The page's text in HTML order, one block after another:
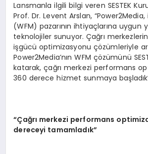
Lansmanla ilgili bilgi veren SESTEK
Prof. Dr. Levent Arslan,
(WFM) pazarının ihtiyaçlarına uygun
teknolojiler sunuyor. Çağrı
işgücü optimizasyonu çözümleriyle
Power2Media’nın WFM çözümünü
katarak, çağrı merkezi performans
360 derece hizmet sunmaya
“Çağrı merkezi performans
dereceyi tamamladık”